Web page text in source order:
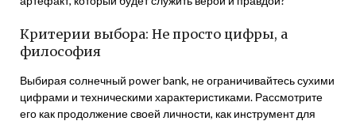
Критерии выбора: Не просто цифры, а
философия
Выбирая солнечный power bank, не ограничивайтесь сухими
цифрами и техническими характеристиками. Рассмотрите
его как продолжение своей личности, как инструмент для